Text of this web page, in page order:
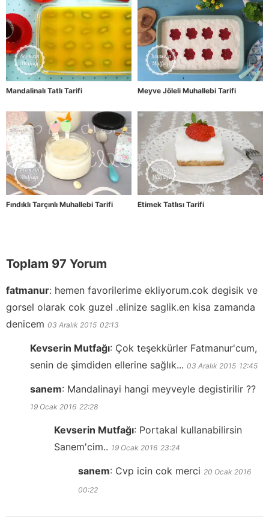
Mandalinalı Tatlı Tarifi Meyve Jöleli Muhallebi Tarifi
Fındıklı Tarçınlı Muhallebi Tarifi Etimek Tatlısı Tarifi
Toplam 97 Yorum
fatmanur: hemen favorilerime ekliyorum.cok degisik ve
gorsel olarak cok guzel .elinize saglik.en kisa zamanda
denicem 03 Aralık 2015 02:13
Kevserin Mutfağı: Çok teşekkürler Fatmanur'cum,
senin de şimdiden ellerine sağlık... 03 Aralık 2015 12:45
sanem: Mandalinayi hangi meyveyle degistirilir ??
19 Ocak 2016 22:28
Kevserin Mutfağı: Portakal kullanabilirsin
Sanem'cim.. 19 Ocak 2016 23:24
sanem: Cvp icin cok merci 20 Ocak 2016
00:22